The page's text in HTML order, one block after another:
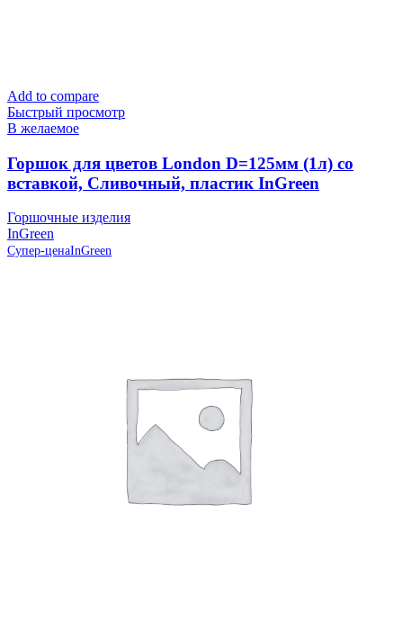
Add to compare
Быстрый просмотр
В желаемое
Горшок для цветов London D=125мм (1л) со
вставкой, Сливочный, пластик InGreen
Горшочные изделия
InGreen
Супер-ценаInGreen